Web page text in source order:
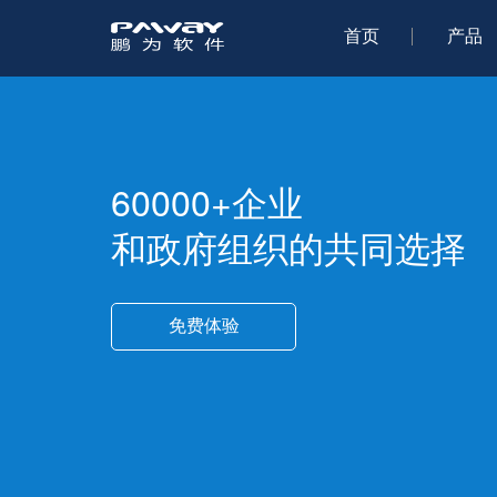
首页 产品
60000+企业
和政府组织的共同选择
免费体验